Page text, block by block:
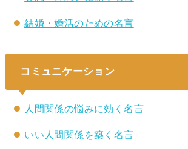
結婚・婚活のための名言
コミュニケーション
人間関係の悩みに効く名言
いい人間関係を築く名言